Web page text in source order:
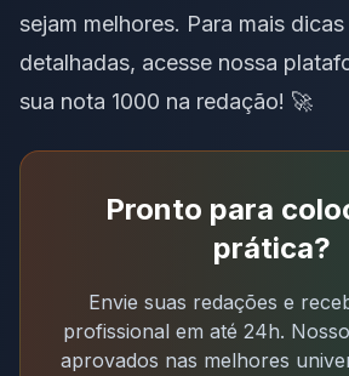
sejam melhores. Para mais
detalhadas, acesse nossa
sua nota 1000 na redação! 🚀
Pronto para
prática?
Envie suas redações e
profissional em até 24h.
aprovados nas melhores